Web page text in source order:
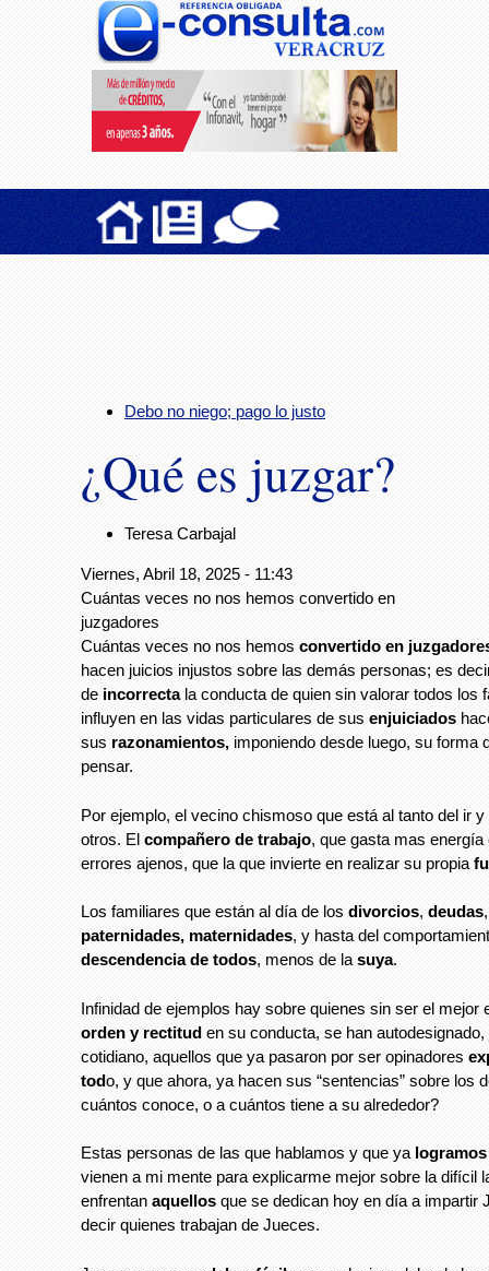
Debo no niego; pago lo justo
¿Qué es juzgar?
Teresa Carbajal
Viernes, Abril 18, 2025 - 11:43
Cuántas veces no nos hemos convertido en
juzgadores
Cuántas veces no nos hemos convertido en
hacen juicios injustos sobre las demás personas; es
de incorrectala conducta de quien sin valorar todos los
influyen en las vidas particulares de sus enjuiciados
sus razonamientos, imponiendo desde luego, su forma
pensar.
Por ejemplo, el vecino chismoso que está al tanto del ir
otros. El compañero de trabajo, que gasta mas energía
errores ajenos, que la que invierte en realizar su propia
Los familiares que están al día de los divorcios, deudas
paternidades, maternidades, y hasta del
descendencia de todos, menos de la suya.
Infinidad de ejemplos hay sobre quienes sin ser el mejor
orden y rectitud en su conducta, se han autodesignado,
cotidiano, aquellos que ya pasaron por ser opinadores
todo, y que ahora, ya hacen sus “sentencias” sobre los
cuántos conoce, o a cuántos tiene a su alrededor?
Estas personas de las que hablamos y que ya
vienen a mi mente para explicarme mejor sobre la difícil
enfrentan aquellos que se dedican hoy en día a impartir
decir quienes trabajan de Jueces.